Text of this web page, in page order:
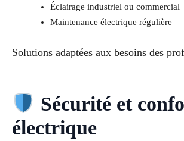
Éclairage industriel ou commercial
Maintenance électrique régulière
Solutions adaptées aux besoins des
Sécurité et
électrique